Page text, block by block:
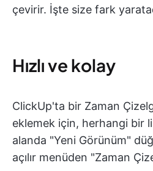
çevirir. İşte size fark
Hızlı ve kolay
ClickUp'ta bir Zaman
eklemek için, herhangi bir
alanda "Yeni Görünüm"
açılır menüden "Zaman